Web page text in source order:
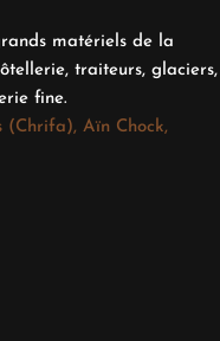
matériels de la
traiteurs, glaciers,
fine.
(Chrifa), Aïn Chock,